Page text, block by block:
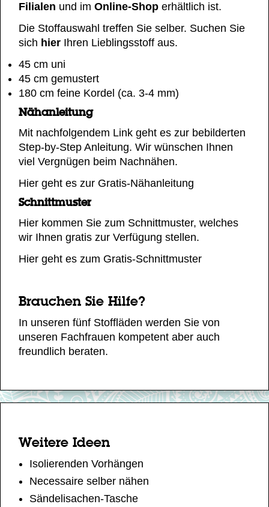
Filialen und im Online-Shop erhältlich ist.
Die Stoffauswahl treffen Sie selber. Suchen Sie
sich hier Ihren Lieblingsstoff aus.
45 cm uni
45 cm gemustert
180 cm feine Kordel (ca. 3-4 mm)
Nähanleitung
Mit nachfolgendem Link geht es zur bebilderten
Step-by-Step Anleitung. Wir wünschen Ihnen
viel Vergnügen beim Nachnähen.
Hier geht es zur Gratis-Nähanleitung
Schnittmuster
Hier kommen Sie zum Schnittmuster, welches
wir Ihnen gratis zur Verfügung stellen.
Hier geht es zum Gratis-Schnittmuster
Brauchen Sie Hilfe?
In unseren fünf Stoffläden werden Sie von
unseren Fachfrauen kompetent aber auch
freundlich beraten.
Weitere Ideen
Isolierenden Vorhängen
Necessaire selber nähen
Sändelisachen-Tasche